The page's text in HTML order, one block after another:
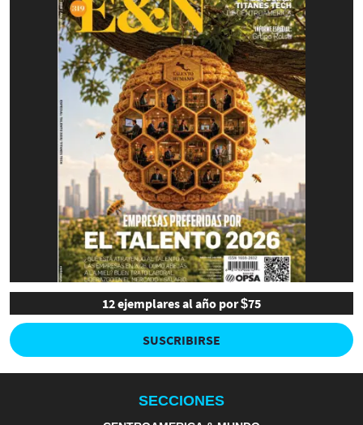
12 ejemplares al año por $75
SUSCRIBIRSE
SECCIONES